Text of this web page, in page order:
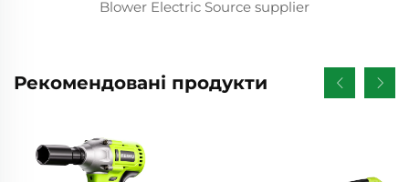
Рекомендовані продукти